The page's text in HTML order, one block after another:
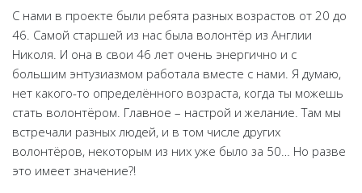
С нами в проекте были ребята разных возрастов от 20 до
46. Самой старшей из нас была волонтёр из Англии
Николя. И она в свои 46 лет очень энергично и с
большим энтузиазмом работала вместе с нами. Я думаю,
нет какого-то определённого возраста, когда ты можешь
стать волонтёром. Главное – настрой и желание. Там мы
встречали разных людей, и в том числе других
волонтёров, некоторым из них уже было за 50… Но разве
это имеет значение?!